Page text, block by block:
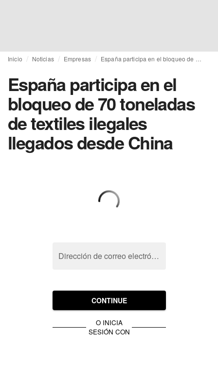
Inicio Noticias Empresas
España participa en el
bloqueo de 70 toneladas
de textiles ilegales
llegados desde China
Dirección de correo electrónico
CONTINUE
O INICIA
SESIÓN CON